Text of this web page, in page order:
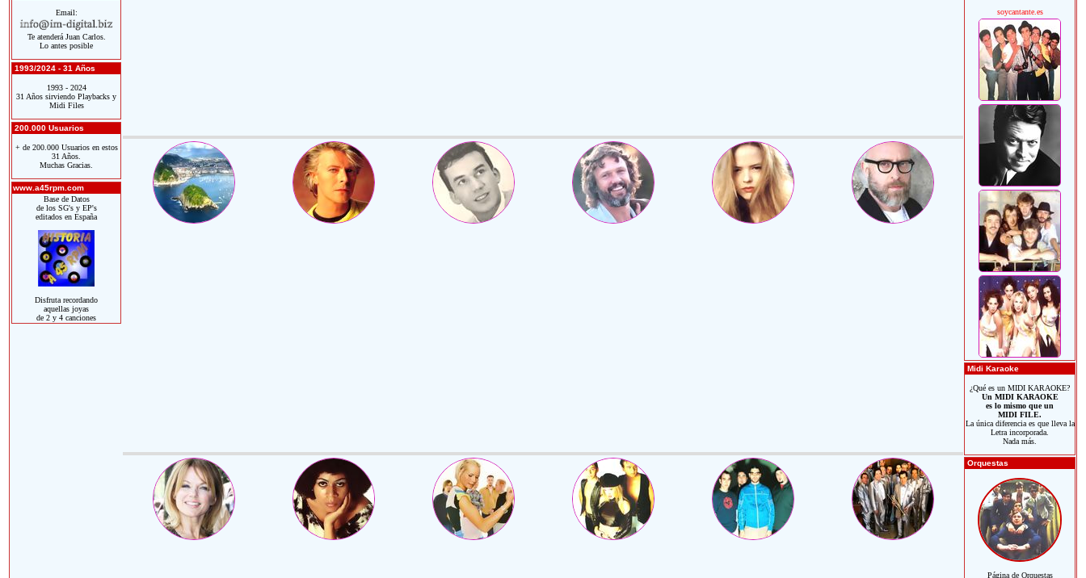
Email:
Te atenderá Juan Carlos.
Lo antes posible
1993/2024 - 31 Años
1993 - 2024
31 Años sirviendo Playbacks y
Midi Files
200.000 Usuarios
+ de 200.000 Usuarios en estos
31 Años.
Muchas Gracias.
www.a45rpm.com
Base de Datos
de los SG's y EP's
editados en España
Disfruta recordando
aquellas joyas
de 2 y 4 canciones
soycantante.es
Midi Karaoke
¿Qué es un MIDI KARAOKE?
Un MIDI KARAOKE
es lo mismo que un
MIDI FILE.
La única diferencia es que lleva la
Letra incorporada.
Nada más.
Orquestas
Página de Orquestas